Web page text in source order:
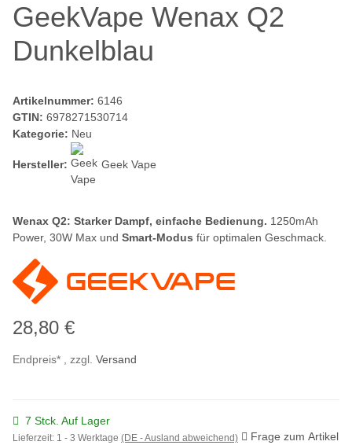
GeekVape Wenax Q2
Dunkelblau
Artikelnummer: 6146
GTIN: 6978271530714
Kategorie: Neu
Hersteller: Geek Vape
Wenax Q2: Starker Dampf, einfache Bedienung. 1250mAh
Power, 30W Max und Smart-Modus für optimalen Geschmack.
28,80 €
Endpreis* , zzgl. Versand
7 Stck. Auf Lager
Lieferzeit: 1 - 3 Werktage (DE - Ausland abweichend) Frage zum Artikel